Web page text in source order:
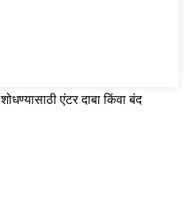
शोधण्यासाठी एंटर दाबा किंवा बंद